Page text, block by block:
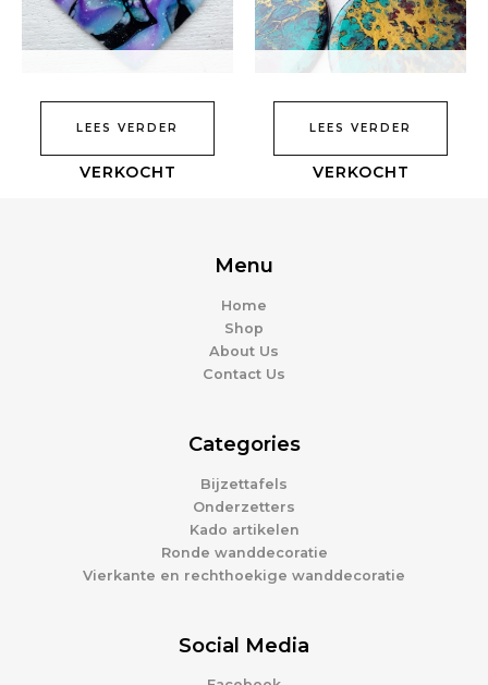
LEES VERDER LEES VERDER
Menu
Home
Shop
About Us
Contact Us
Categories
Bijzettafels
Onderzetters
Kado artikelen
Ronde wanddecoratie
Vierkante en rechthoekige wanddecoratie
Social Media